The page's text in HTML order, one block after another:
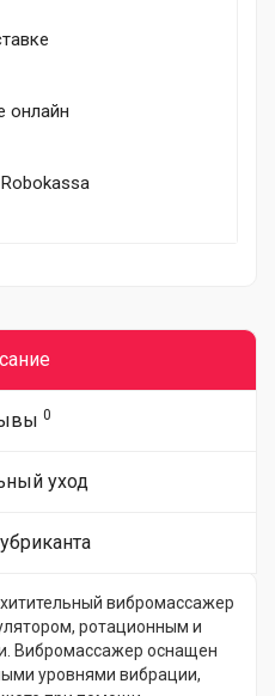
онлайн
0
уход
вибромассажер
ротационным и
Вибромассажер оснащен
уровнями вибрации,